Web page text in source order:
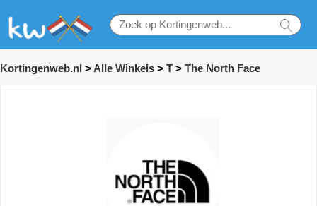
Kortingenweb.nl > Alle Winkels > T > The North Face